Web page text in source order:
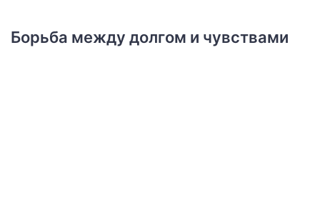
Борьба между долгом и чувствами